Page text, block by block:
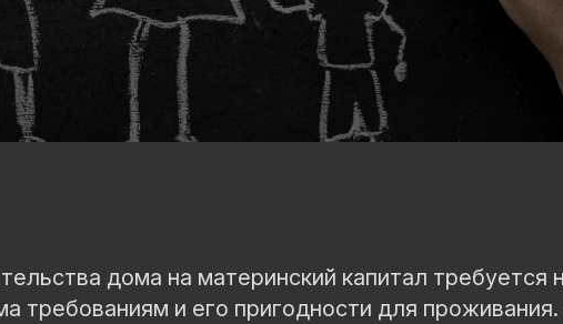
дома на материнский капитал требуется
требованиям и его пригодности для